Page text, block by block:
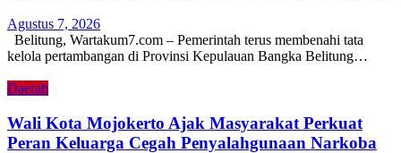
Agustus 7, 2026
Belitung, Wartakum7.com – Pemerintah terus membenahi tata
kelola pertambangan di Provinsi Kepulauan Bangka Belitung…
Daerah
Wali Kota Mojokerto Ajak Masyarakat Perkuat
Peran Keluarga Cegah Penyalahgunaan Narkoba